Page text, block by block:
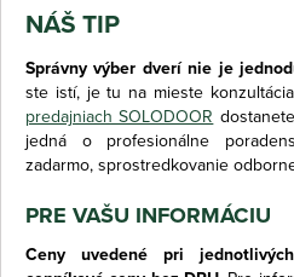
NÁŠ TIP
Správny výber dverí nie je
ste istí, je tu na mieste
predajniach SOLODOOR
jedná o profesionálne
zadarmo, sprostredkovanie
PRE VAŠU INFORMÁCIU
Ceny uvedené pri